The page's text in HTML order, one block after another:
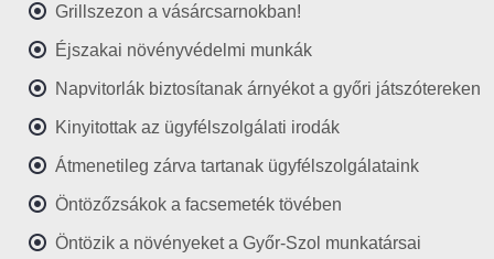
Grillszezon a vásárcsarnokban!
Éjszakai növényvédelmi munkák
Napvitorlák biztosítanak árnyékot a győri játszótereken
Kinyitottak az ügyfélszolgálati irodák
Átmenetileg zárva tartanak ügyfélszolgálataink
Öntözőzsákok a facsemeték tövében
Öntözik a növényeket a Győr-Szol munkatársai